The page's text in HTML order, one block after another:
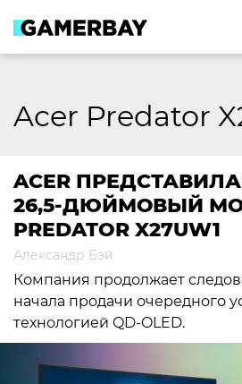
content
Acer Predator
ACER
26,5-ДЮЙМОВЫЙ
PREDATOR X27UW1
Александр Бэй
Компания продолжает
начала продачи очередного
технологией QD-OLED.